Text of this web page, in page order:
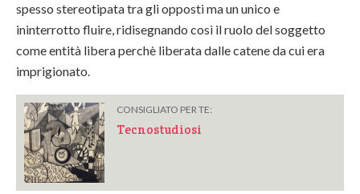
spesso stereotipata tra gli opposti ma un unico e
ininterrotto fluire, ridisegnando così il ruolo del soggetto
come entità libera perchè liberata dalle catene da cui era
imprigionato.
CONSIGLIATO PER TE:
Tecnostudiosi